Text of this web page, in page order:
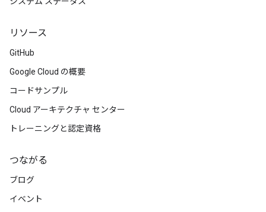
リソース
GitHub
Google Cloud の概要
コードサンプル
Cloud アーキテクチャ センター
トレーニングと認定資格
つながる
ブログ
イベント